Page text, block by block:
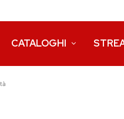
CATALOGHI